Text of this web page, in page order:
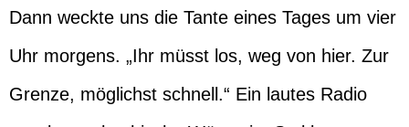
Dann weckte uns die Tante eines Tages um vier
Uhr morgens. „Ihr müsst los, weg von hier. Zur
Grenze, möglichst schnell.“ Ein lautes Radio